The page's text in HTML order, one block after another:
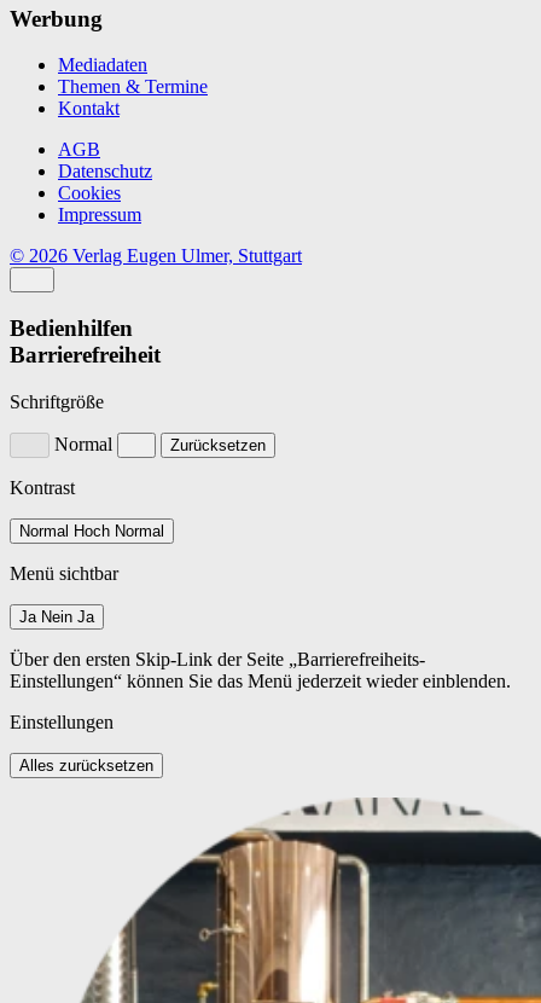
Werbung
Mediadaten
Themen & Termine
Kontakt
AGB
Datenschutz
Cookies
Impressum
© 2026 Verlag Eugen Ulmer, Stuttgart
Bedienhilfen
Barrierefreiheit
Schriftgröße
Normal Zurücksetzen
Kontrast
Normal Hoch Normal
Menü sichtbar
Ja Nein Ja
Über den ersten Skip-Link der Seite „Barrierefreiheits-
Einstellungen“ können Sie das Menü jederzeit wieder einblenden.
Einstellungen
Alles zurücksetzen